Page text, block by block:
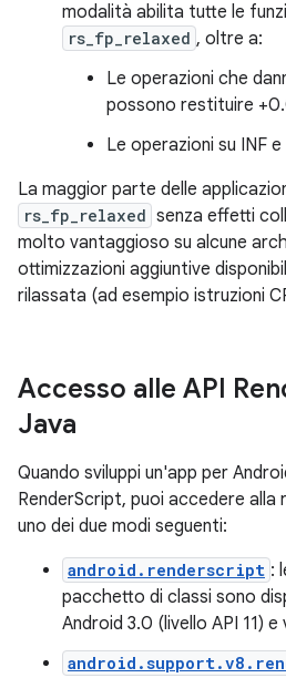
modalità abilita tutte le
rs_fp_relaxed , oltre a:
Le operazioni che
possono restituire
Le operazioni su INF
La maggior parte delle
rs_fp_relaxed senza effetti
molto vantaggioso su alcune
ottimizzazioni aggiuntive
rilassata (ad esempio istruzioni
Accesso alle API
Java
Quando sviluppi un'app per
RenderScript, puoi accedere alla
uno dei due modi seguenti:
android.renderscript :
pacchetto di classi sono
Android 3.0 (livello API 11)